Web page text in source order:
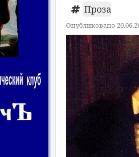
Проза
Опубликовано